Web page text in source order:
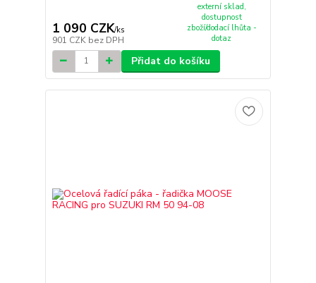
1 090 CZK/ks
901 CZK bez DPH
externí sklad,
dostupnost
zboží/dodací lhůta -
dotaz
Přidat do košíku